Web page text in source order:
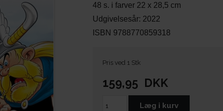
48 s. i farver 22 x 28,5 cm
Udgivelsesår: 2022
ISBN 9788770859318
Pris ved 1 Stk
159,95 DKK